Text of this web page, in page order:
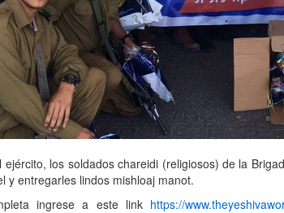
ejército, los soldados chareidi (religiosos) de la
y entregarles lindos mishloaj manot.
ingrese a este link https://